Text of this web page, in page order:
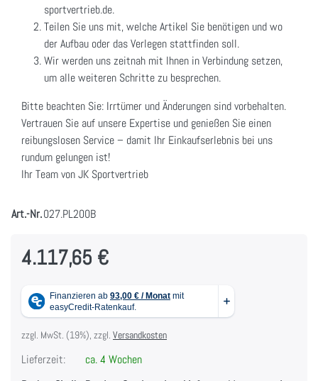
sportvertrieb.de.
Teilen Sie uns mit, welche Artikel Sie benötigen und wo
der Aufbau oder das Verlegen stattfinden soll.
Wir werden uns zeitnah mit Ihnen in Verbindung setzen,
um alle weiteren Schritte zu besprechen.
Bitte beachten Sie: Irrtümer und Änderungen sind vorbehalten.
Vertrauen Sie auf unsere Expertise und genießen Sie einen
reibungslosen Service – damit Ihr Einkaufserlebnis bei uns
rundum gelungen ist!
Ihr Team von JK Sportvertrieb
Art.-Nr.027.PL200B
4.117,65 €
zzgl. MwSt. (19%), zzgl. Versandkosten
Lieferzeit:
ca. 4 Wochen